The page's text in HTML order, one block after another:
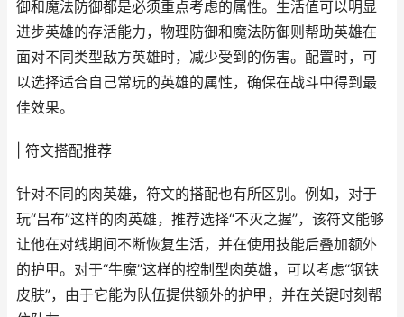
御和魔法防御都是必须重点考虑的属性。生活值可以明显
进步英雄的存活能力，物理防御和魔法防御则帮助英雄在
面对不同类型敌方英雄时，减少受到的伤害。配置时，可
以选择适合自己常玩的英雄的属性，确保在战斗中得到最
佳效果。
| 符文搭配推荐
针对不同的肉英雄，符文的搭配也有所区别。例如，对于
玩“吕布”这样的肉英雄，推荐选择“不灭之握”，该符文能够
让他在对线期间不断恢复生活，并在使用技能后叠加额外
的护甲。对于“牛魔”这样的控制型肉英雄，可以考虑“钢铁
皮肤”，由于它能为队伍提供额外的护甲，并在关键时刻帮